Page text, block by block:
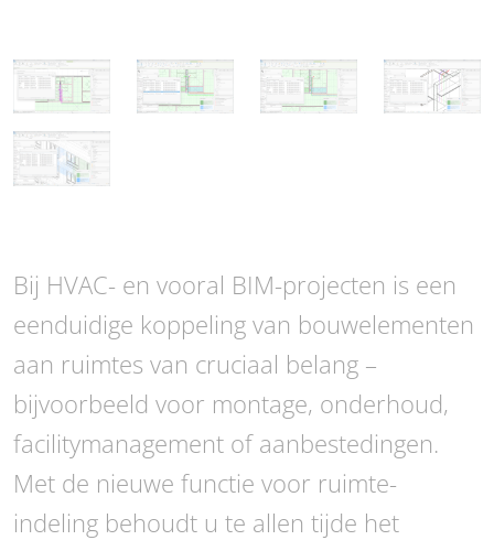
Bij HVAC- en vooral BIM-projecten is een
eenduidige koppeling van bouwelementen
aan ruimtes van cruciaal belang –
bijvoorbeeld voor montage, onderhoud,
facilitymanagement of aanbestedingen.
Met de nieuwe functie voor ruimte-
indeling behoudt u te allen tijde het